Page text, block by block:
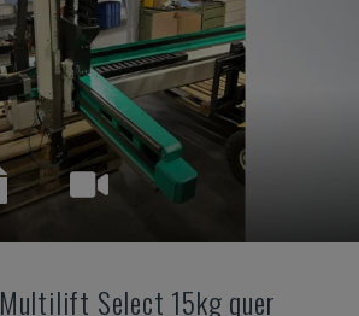
Multilift Select 15kg quer